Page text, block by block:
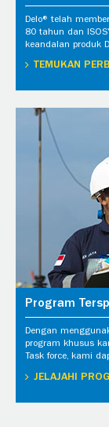
Delo® telah
80 tahun dan
keandalan produk
TEMUKAN
Program
Dengan
program khusus
Task force, kami
JELAJAHI